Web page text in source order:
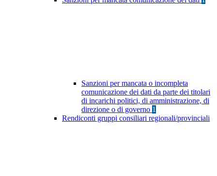
Sanzioni per mancata o incompleta
comunicazione dei dati da parte dei titolari
di incarichi politici, di amministrazione, di
direzione o di governo 1
Rendiconti gruppi consiliari regionali/provinciali